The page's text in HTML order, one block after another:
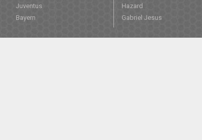
Juventus
Bayern
Hazard
Gabriel Jesus